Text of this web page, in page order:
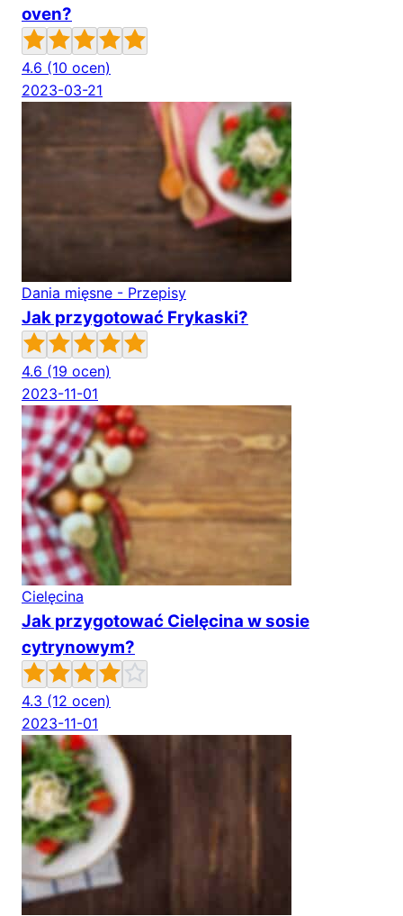
oven?
4.6 (10 ocen)
2023-03-21
Dania mięsne - Przepisy
Jak przygotować Frykaski?
4.6 (19 ocen)
2023-11-01
Cielęcina
Jak przygotować Cielęcina w sosie
cytrynowym?
4.3 (12 ocen)
2023-11-01